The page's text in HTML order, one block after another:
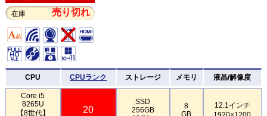
在庫 売り切れ
CPU CPUランク ストレージ メモリ 液晶/解像度
Core i5
8265U
【8世代】
20
SSD
256GB
8
GB
12.1インチ